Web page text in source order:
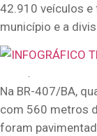
42.910 veículos
município e a
.
Na BR-407/BA,
com 560 metros
foram